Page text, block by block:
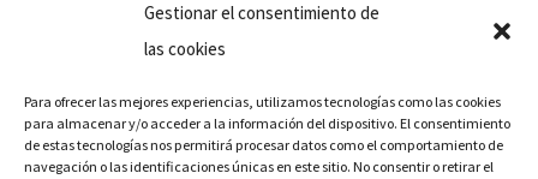
Gestionar el consentimiento de
las cookies
Para ofrecer las mejores experiencias, utilizamos tecnologías como las cookies
para almacenar y/o acceder a la información del dispositivo. El consentimiento
de estas tecnologías nos permitirá procesar datos como el comportamiento de
navegación o las identificaciones únicas en este sitio. No consentir o retirar el
+52 811.499.5638
RED DE DISTRIBUCIÓN